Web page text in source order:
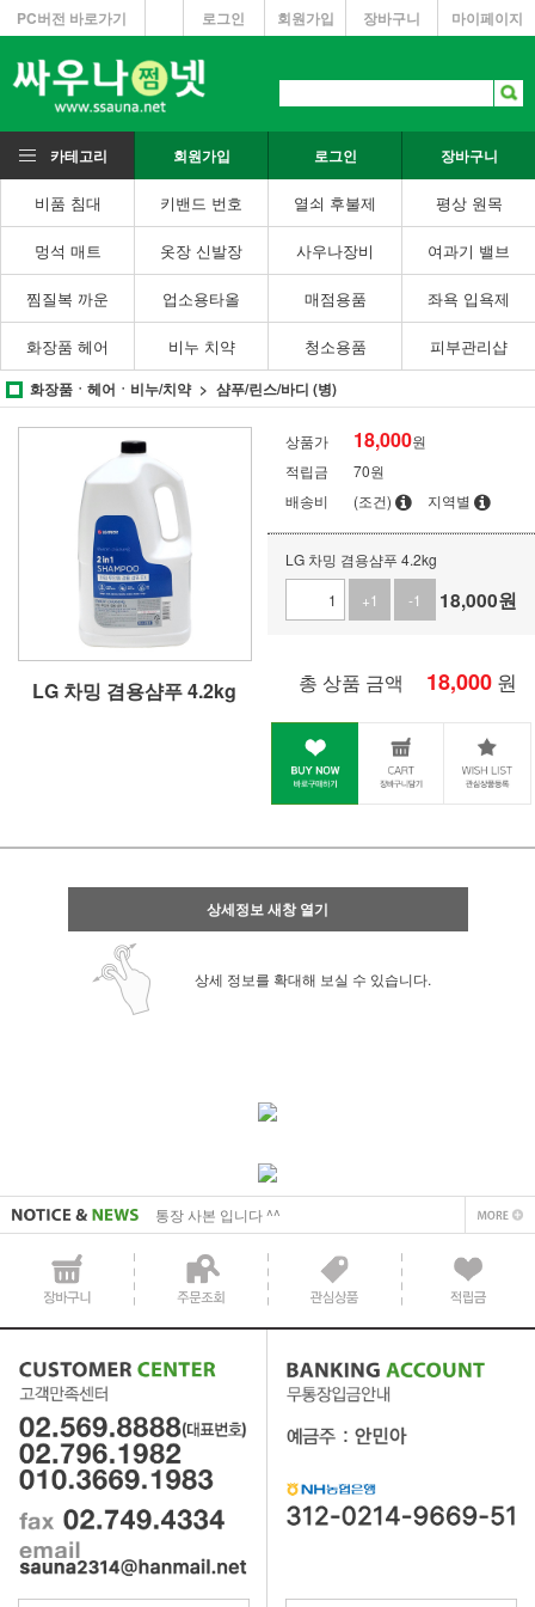
PC버전 바로가기 마이페이지
장바구니
회원가입
로그인
카테고리 회원가입 로그인 장바구니
비품 침대 키밴드 번호 열쇠 후불제 평상 원목
멍석 매트 옷장 신발장 사우나장비 여과기 밸브
찜질복 까운 업소용타올 매점용품 좌욕 입욕제
화장품 헤어 비누 치약 청소용품 피부관리샵
화장품ㆍ헤어ㆍ비누/치약 샴푸/린스/바디 (병)
LG 차밍 겸용샴푸 4.2kg
상품가 18,000원
적립금
70원
배송비
(조건) 지역별
LG 차밍 겸용샴푸 4.2kg
+1
-1 18,000원
총 상품 금액 18,000 원
상세정보 새창 열기
상세 정보를 확대해 보실 수 있습니다.
사업자 사본 입니다^^
통장 사본 입니다 ^^
사업자 사본 입니다^^
통장 사본 입니다 ^^